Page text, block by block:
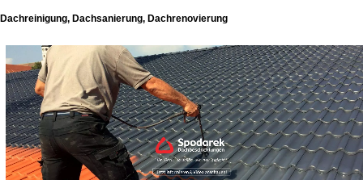
Dachreinigung, Dachsanierung, Dachrenovierung